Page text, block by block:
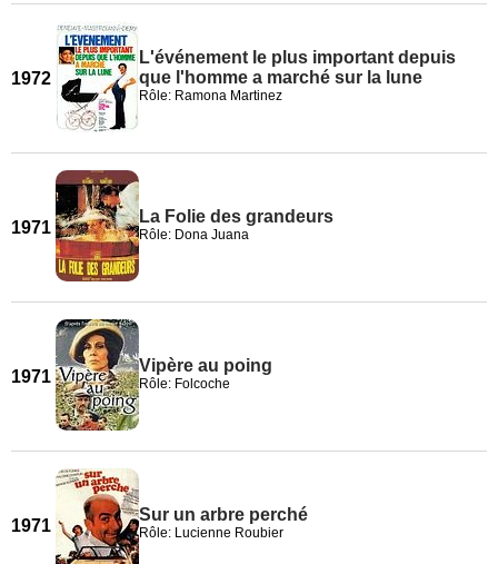
1972
L'événement le plus important depuis
que l'homme a marché sur la lune
Rôle: Ramona Martinez
1971
La Folie des grandeurs
Rôle: Dona Juana
1971
Vipère au poing
Rôle: Folcoche
1971
Sur un arbre perché
Rôle: Lucienne Roubier